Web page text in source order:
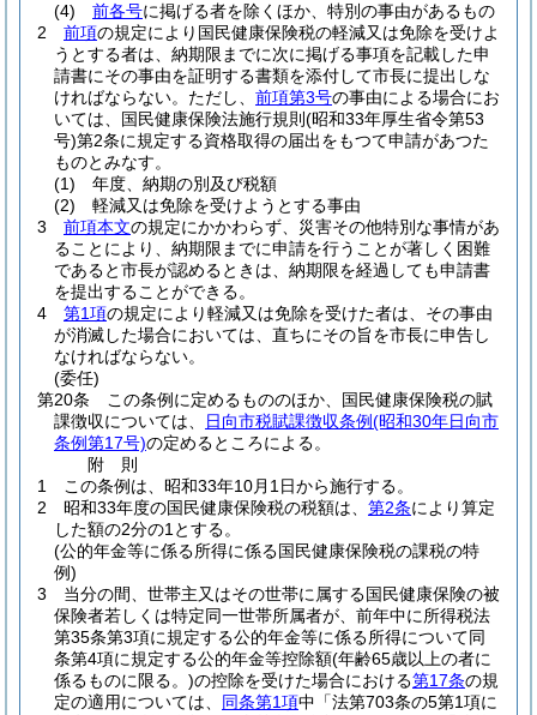
(4)
前各号に掲げる者を除くほか、特別の事由があるもの
2
前項の規定により国民健康保険税の軽減又は免除を受けよ
うとする者は、納期限までに次に掲げる事項を記載した申
請書にその事由を証明する書類を添付して市長に提出しな
ければならない。 ただし、 前項第3号の事由による場合にお
いては、国民健康保険法施行規則 (昭和33年厚生省令第53
号)第2条に規定する資格取得の届出をもつて申請があつた
ものとみなす。
(1)
年度、納期の別及び税額
(2)
軽減又は免除を受けようとする事由
3
前項本文の規定にかかわらず、災害その他特別な事情があ
ることにより、納期限までに申請を行うことが著しく困難
であると市長が認めるときは、納期限を経過しても申請書
を提出することができる。
4
第1項の規定により軽減又は免除を受けた者は、その事由
が消滅した場合においては、直ちにその旨を市長に申告し
なければならない。
(委任)
第20条
この条例に定めるもののほか、国民健康保険税の賦
課徴収については、
日向市税賦課徴収条例(昭和30年日向市
条例第17号)の定めるところによる。
附 則
1
この条例は、昭和33年10月1日から施行する。
2
昭和33年度の国民健康保険税の税額は、 第2条により算定
した額の2分の1とする。
(公的年金等に係る所得に係る国民健康保険税の課税の特
例)
3
当分の間、世帯主又はその世帯に属する国民健康保険の被
保険者若しくは特定同一世帯所属者が、前年中に所得税法
第35条第3項に規定する公的年金等に係る所得について同
条第4項に規定する公的年金等控除額(年齢65歳以上の者に
係るものに限る。)の控除を受けた場合における第17条の規
定の適用については、 同条第1項中「法第703条の5第1項に